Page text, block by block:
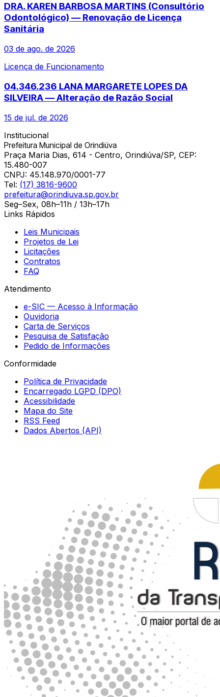
DRA. KAREN BARBOSA MARTINS (Consultório
Odontológico) — Renovação de Licença
Sanitária
03 de ago. de 2026
Licença de Funcionamento
04.346.236 LANA MARGARETE LOPES DA
SILVEIRA — Alteração de Razão Social
15 de jul. de 2026
Institucional
Prefeitura Municipal de Orindiúva
Praça Maria Dias, 614 - Centro, Orindiúva/SP, CEP:
15.480-007
CNPJ: 45.148.970/0001-77
Tel: (17) 3816-9600
prefeitura@orindiuva.sp.gov.br
Seg–Sex, 08h–11h / 13h–17h
Links Rápidos
Leis Municipais
Projetos de Lei
Licitações
Contratos
FAQ
Atendimento
e-SIC — Acesso à Informação
Ouvidoria
Carta de Serviços
Pesquisa de Satisfação
Pedido de Informações
Conformidade
Política de Privacidade
Encarregado LGPD (DPO)
Acessibilidade
Mapa do Site
RSS Feed
Dados Abertos (API)